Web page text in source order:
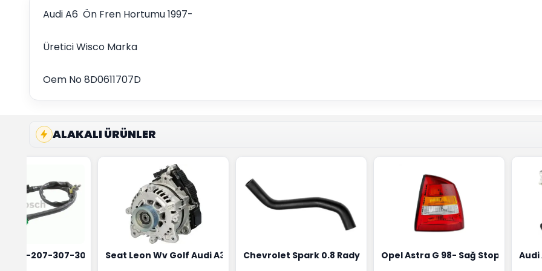
Audi A6 Ön Fren Hortumu 1997-
Üretici Wisco Marka
Oem No 8D0611707D
ALAKALI ÜRÜNLER
Marka 0515T3
206-207-307-308 Oksijen Sensörü Bosch Marka 1628HN-0258010081
Seat Leon Wv Golf Audi A3 Şarj Alternatörü Valeo Marka 05E903018G
Chevrolet Spark 0.8 Radyatör Üst Hortumu Rapro Marka
Opel Astra G 98- Sağ Stop Audi